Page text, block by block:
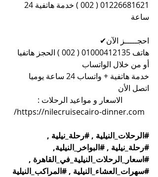
ساعة
احجـــــز الآن✔
هاتف 01000412135 ( 002 ) الحجز هاتفيا
أو من خلال الواتساب
خدمة هاتفية + واتساب 24 ساعة يوميا
اتصل الأن
الاسعار و مواعيد الرحلات :
https://nilecruisecairo-dinner.com/
#الرحلات_النيلية , #رحلة_نيلية ,
#رحلة_نيلية , #البواخر_النيلية,
#اسعار_الرحلات_النيلية_في_القاهرة ,
#سهرات_العشاء_النيلية , #المراكب_النيلية